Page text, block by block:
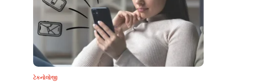
ટેકનોલોજી